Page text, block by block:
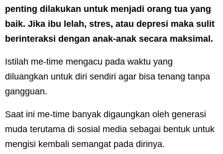
penting dilakukan untuk menjadi orang tua yang
baik. Jika ibu lelah, stres, atau depresi maka sulit
berinteraksi dengan anak-anak secara maksimal.
Istilah me-time mengacu pada waktu yang
diluangkan untuk diri sendiri agar bisa tenang tanpa
gangguan.
Saat ini me-time banyak digaungkan oleh generasi
muda terutama di sosial media sebagai bentuk untuk
mengisi kembali semangat pada dirinya.